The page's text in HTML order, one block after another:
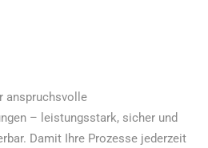
anspruchsvolle
– leistungsstark, sicher und
Damit Ihre Prozesse jederzeit